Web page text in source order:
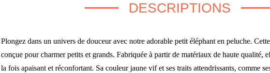
DESCRIPTIONS
Plongez dans un univers de douceur avec notre adorable petit éléphant en peluche.
conçue pour charmer petits et grands. Fabriquée à partir de matériaux de haute qualité,
la fois apaisant et réconfortant. Sa couleur jaune vif et ses traits attendrissants, comme